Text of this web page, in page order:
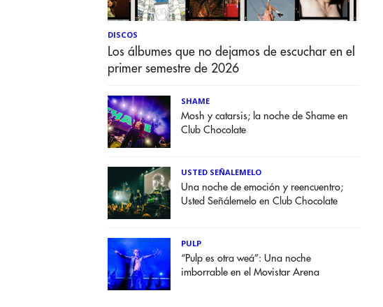
DISCOS
Los álbumes que no dejamos de escuchar en el
primer semestre de 2026
SHAME
Mosh y catarsis; la noche de Shame en
Club Chocolate
USTED SEÑALEMELO
Una noche de emoción y reencuentro;
Usted Señálemelo en Club Chocolate
PULP
“Pulp es otra weá”: Una noche
imborrable en el Movistar Arena